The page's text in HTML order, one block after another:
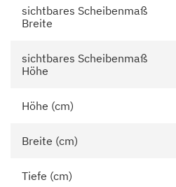
sichtbares Scheibenmaß
Breite
sichtbares Scheibenmaß
Höhe
Höhe (cm)
Breite (cm)
Tiefe (cm)